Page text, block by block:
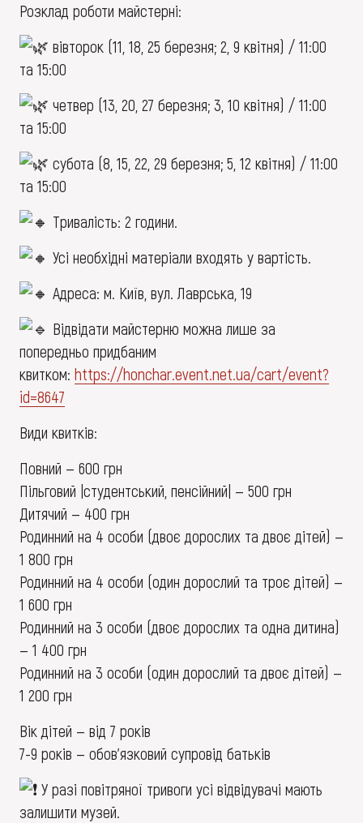
Розклад роботи майстерні:
вівторок (11, 18, 25 березня; 2, 9 квітня) / 11:00
та 15:00
четвер (13, 20, 27 березня; 3, 10 квітня) / 11:00
та 15:00
субота (8, 15, 22, 29 березня; 5, 12 квітня) / 11:00
та 15:00
Тривалість: 2 години.
Усі необхідні матеріали входять у вартість.
Адреса: м. Київ, вул. Лаврська, 19
Відвідати майстерню можна лише за
попередньо придбаним
квитком: https://honchar.event.net.ua/cart/event?
id=8647
Види квитків:
Повний — 600 грн
Пільговий |студентський, пенсійний| — 500 грн
Дитячий — 400 грн
Родинний на 4 особи (двоє дорослих та двоє дітей) —
1 800 грн
Родинний на 4 особи (один дорослий та троє дітей) —
1 600 грн
Родинний на 3 особи (двоє дорослих та одна дитина)
— 1 400 грн
Родинний на 3 особи (один дорослий та двоє дітей) —
1 200 грн
Вік дітей — від 7 років
7-9 років — обов'язковий супровід батьків
У разі повітряної тривоги усі відвідувачі мають
залишити музей.